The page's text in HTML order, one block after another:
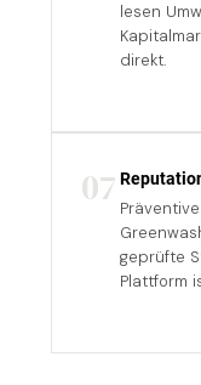
lesen
direkt.
07
geprüfte
Plattform